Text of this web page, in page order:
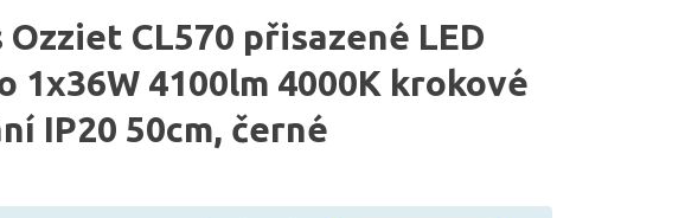
CL570 přisazené LED
1x36W 4100lm 4000K krokové
IP20 50cm, černé